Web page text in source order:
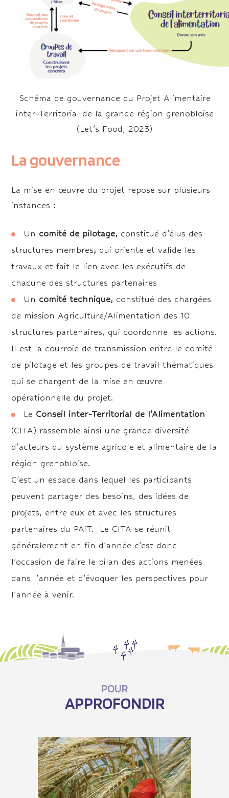
Schéma de gouvernance du Projet Alimentaire
inter-Territorial de la grande région grenobloise
(Let’s Food, 2023)
La gouvernance
La mise en œuvre du projet repose sur plusieurs
instances :
Un comité de pilotage, constitué d’élus des
structures membres, qui oriente et valide les
travaux et fait le lien avec les exécutifs de
chacune des structures partenaires
Un comité technique, constitué des chargées
de mission Agriculture/Alimentation des 10
structures partenaires, qui coordonne les actions.
Il est la courroie de transmission entre le comité
de pilotage et les groupes de travail thématiques
qui se chargent de la mise en œuvre
opérationnelle du projet.
Le Conseil inter-Territorial de l’Alimentation
(CITA) rassemble ainsi une grande diversité
d’acteurs du système agricole et alimentaire de la
région grenobloise.
C’est un espace dans lequel les participants
peuvent partager des besoins, des idées de
projets, entre eux et avec les structures
partenaires du PAiT. Le CITA se réunit
généralement en fin d’année c’est donc
l’occasion de faire le bilan des actions menées
dans l’année et d’évoquer les perspectives pour
l’année à venir.
POUR
APPROFONDIR